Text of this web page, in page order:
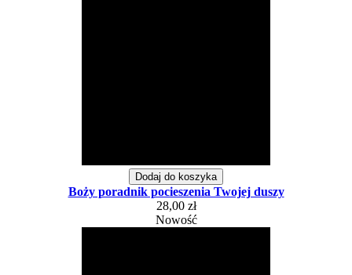
Dodaj do koszyka
Boży poradnik pocieszenia Twojej duszy
28,00 zł
Nowość